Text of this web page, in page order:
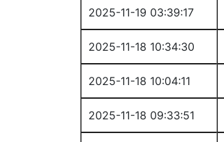
2025-11-19 03:39:17
2025-11-18 10:34:30
2025-11-18 10:04:11
2025-11-18 09:33:51